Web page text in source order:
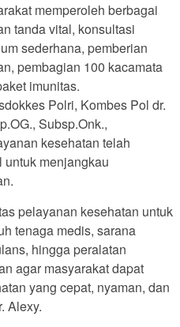
memperoleh berbagai
tanda vital, konsultasi
sederhana, pemberian
pembagian 100 kacamata
imunitas.
Polri, Kombes Pol dr.
Subsp.Onk.,
kesehatan telah
menjangkau
pelayanan kesehatan untuk
tenaga medis, sarana
hingga peralatan
agar masyarakat dapat
yang cepat, nyaman, dan
Alexy.